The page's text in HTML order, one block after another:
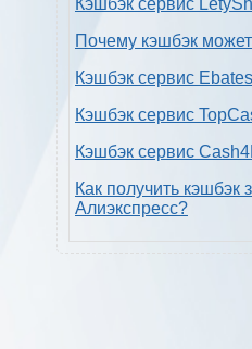
Кэшбэк сервис
Почему кэшбэк
Кэшбэк сервис
Кэшбэк сервис
Кэшбэк сервис
Как получить кэшбэк
Алиэкспресс?